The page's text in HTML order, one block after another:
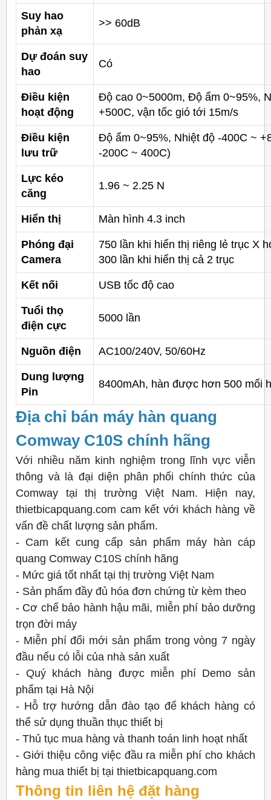
Suy hao
phản xạ
>> 60dB
Dự đoán suy
hao
Có
Điều kiện
hoạt động
Độ cao 0~5000m, Độ ẩm 0~95%,
+500C, vận tốc gió tới 15m/s
Điều kiện
lưu trữ
Độ ẩm 0~95%, Nhiệt độ -400C ~
-200C ~ 400C)
Lực kéo
căng
1.96 ~ 2.25 N
Hiển thị Màn hình 4.3 inch
Phóng đại
Camera
750 lần khi hiển thị riêng lẻ trục X
300 lần khi hiển thị cả 2 trục
Kết nối USB tốc độ cao
Tuổi thọ
điện cực
5000 lần
Nguồn điện AC100/240V, 50/60Hz
Dung lượng
Pin
8400mAh, hàn được hơn 500 mối
Địa chỉ bán máy hàn quang
Comway C10S chính hãng
Với nhiều năm kinh nghiệm trong lĩnh vực viễn
thông và là đại diện phân phối chính thức của
Comway tại thị trường Việt Nam. Hiện nay,
thietbicapquang.com cam kết với khách hàng về
vấn đề chất lượng sản phẩm.
- Cam kết cung cấp sản phẩm máy hàn cáp
quang Comway C10S chính hãng
- Mức giá tốt nhất tại thị trường Việt Nam
- Sản phẩm đầy đủ hóa đơn chứng từ kèm theo
- Cơ chế bảo hành hậu mãi, miễn phí bảo dưỡng
trọn đời máy
- Miễn phí đổi mới sản phẩm trong vòng 7 ngày
đầu nếu có lỗi của nhà sản xuất
- Quý khách hàng được miễn phí Demo sản
phẩm tại Hà Nội
- Hỗ trợ hướng dẫn đào tạo để khách hàng có
thể sử dụng thuần thục thiết bị
- Thủ tục mua hàng và thanh toán linh hoạt nhất
- Giới thiệu công việc đầu ra miễn phí cho khách
hàng mua thiết bị tại thietbicapquang.com
Thông tin liên hệ đặt hàng